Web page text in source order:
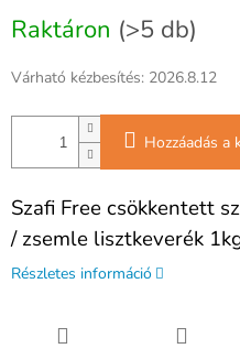
Raktáron (>5 db)
Várható kézbesítés: 2026.8.12
Hozzáadás a
Szafi Free csökkentett
/ zsemle lisztkeverék
Részletes információ